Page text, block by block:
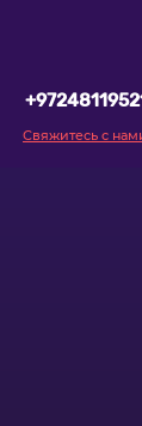
Свяжитесь с